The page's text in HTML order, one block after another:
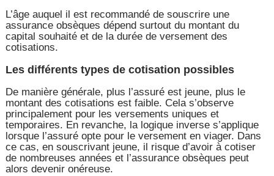
L’âge auquel il est recommandé de souscrire une
assurance obsèques dépend surtout du montant du
capital souhaité et de la durée de versement des
cotisations.
Les différents types de cotisation possibles
De manière générale, plus l’assuré est jeune, plus le
montant des cotisations est faible. Cela s’observe
principalement pour les versements uniques et
temporaires. En revanche, la logique inverse s’applique
lorsque l’assuré opte pour le versement en viager. Dans
ce cas, en souscrivant jeune, il risque d’avoir à cotiser
de nombreuses années et l’assurance obsèques peut
alors devenir onéreuse.